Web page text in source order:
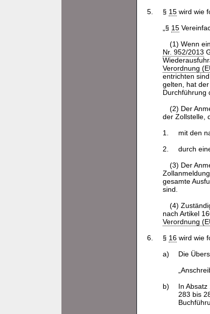
5.
§ 15wird wie
„§ 15
(1) Wenn
Nr. 952/2013
Verordnung
entrichten
gelten, hat
Durchführung
(2) Der
der Zollstelle,
1.
mit den
2.
durch
(3) Der
gesamte
sind.
(4)
nach Artikel
Verordnung
6.
§ 16wird wie
a)
Die
b)
In
283 bis